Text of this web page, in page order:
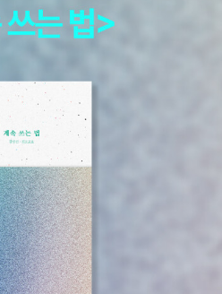
총재와 나는 한평생을 하나님의 조
)+《인류의 눈물을 닦아주는 평화의
에메랄드 빛깔의 푸른 바다에서 인사
를 맞으며 해변을 거닐었습니다→
새하얀 물결을 맞으며 바닷가를 거
운 햇살, 참으로 평화로운 순간이었
운 햇볕, 참으로 포근한 때입니다→
으로 아늑합니다→ 내 뒤를 감싸는
다4쪽독생녀라는 나의 또 다른 이